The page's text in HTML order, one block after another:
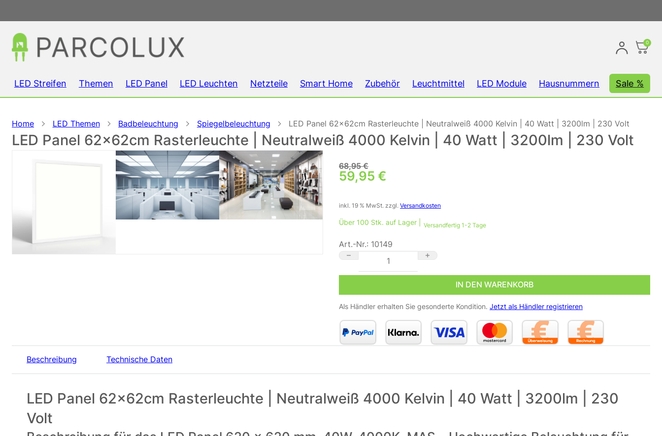
0
LED Streifen Themen LED Panel LED Leuchten Netzteile Smart Home Zubehör Leuchtmittel LED Module Hausnummern Sale %
Home LED Themen Badbeleuchtung Spiegelbeleuchtung LED Panel 62x62cm Rasterleuchte | Neutralweiß 4000 Kelvin | 40 Watt | 3200lm | 230 Volt
LED Panel 62x62cm Rasterleuchte | Neutralweiß 4000 Kelvin | 40 Watt | 3200lm | 230 Volt
68,95€
Ursprünglicher Preis war: 68,95 €
59,95 €
Aktueller Preis ist: 59,95 €.
inkl. 19 % MwSt. zzgl.Versandkosten
Über 100 Stk. auf Lager | Versandfertig 1-2 Tage
Art.-Nr.: 10149
LED Panel 62x62cm Rasterleuchte | Neutralweiß 4000 Kelvin | 40 Watt | 3200lm |
IN DEN WARENKORB
Als Händler erhalten Sie gesonderte Kondition. Jetzt als Händler registrieren
Beschreibung Technische Daten
LED Panel 62x62cm Rasterleuchte | Neutralweiß 4000 Kelvin | 40 Watt | 3200lm | 230
Volt